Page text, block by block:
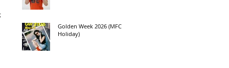
Golden Week 2026 (MFC
Holiday)